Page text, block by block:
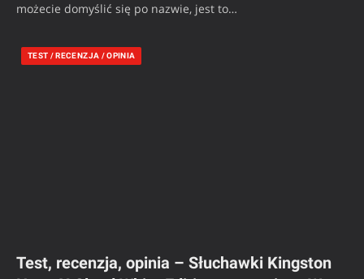
możecie domyślić się po nazwie, jest to…
TEST / RECENZJA / OPINIA
Test, recenzja, opinia – Słuchawki Kingston